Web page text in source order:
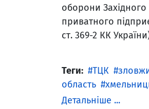
оборони Західного
приватного
ст. 369-2 КК
Теги: ТЦК
область
Детальніше ...